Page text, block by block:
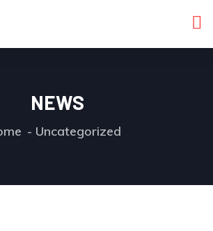
NEWS
Uncategorized